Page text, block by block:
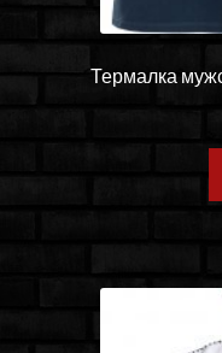
Термалка